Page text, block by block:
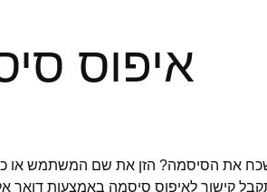
איפוס
את הסיסמה? הזן את שם המשתמש או
קישור לאיפוס סיסמה באמצעות דואר